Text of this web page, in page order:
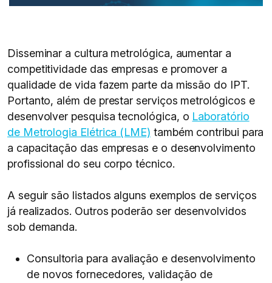
Disseminar a cultura metrológica, aumentar a
competitividade das empresas e promover a
qualidade de vida fazem parte da missão do IPT.
Portanto, além de prestar serviços metrológicos e
desenvolver pesquisa tecnológica, o Laboratório
de Metrologia Elétrica (LME) também contribui para
a capacitação das empresas e o desenvolvimento
profissional do seu corpo técnico.
A seguir são listados alguns exemplos de serviços
já realizados. Outros poderão ser desenvolvidos
sob demanda.
Consultoria para avaliação e desenvolvimento
de novos fornecedores, validação de